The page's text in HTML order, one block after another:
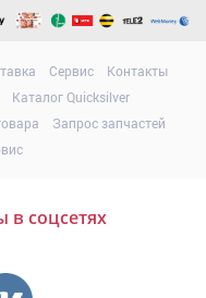
Сервис
Контакты
Каталог Quicksilver
Запрос запчастей
в соцсетях